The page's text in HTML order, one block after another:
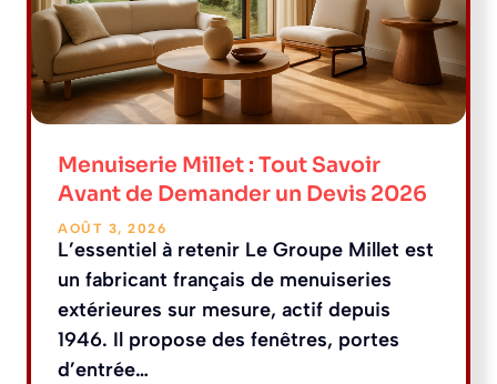
Menuiserie Millet : Tout Savoir
Avant de Demander un Devis 2026
AOÛT 3, 2026
L’essentiel à retenir Le Groupe Millet est
un fabricant français de menuiseries
extérieures sur mesure, actif depuis
1946. Il propose des fenêtres, portes
d’entrée…